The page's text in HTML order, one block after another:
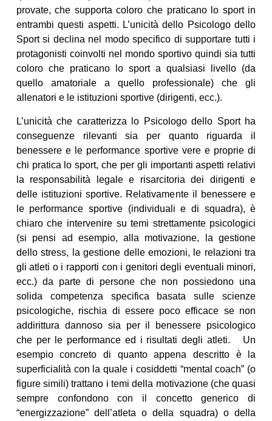
provate, che supporta coloro che praticano lo sport in
entrambi questi aspetti. L’unicità dello Psicologo dello
Sport si declina nel modo specifico di supportare tutti i
protagonisti coinvolti nel mondo sportivo quindi sia tutti
coloro che praticano lo sport a qualsiasi livello (da
quello amatoriale a quello professionale) che gli
allenatori e le istituzioni sportive (dirigenti, ecc.).
L’unicità che caratterizza lo Psicologo dello Sport ha
conseguenze rilevanti sia per quanto riguarda il
benessere e le performance sportive vere e proprie di
chi pratica lo sport, che per gli importanti aspetti relativi
la responsabilità legale e risarcitoria dei dirigenti e
delle istituzioni sportive. Relativamente il benessere e
le performance sportive (individuali e di squadra), è
chiaro che intervenire su temi strettamente psicologici
(si pensi ad esempio, alla motivazione, la gestione
dello stress, la gestione delle emozioni, le relazioni tra
gli atleti o i rapporti con i genitori degli eventuali minori,
ecc.) da parte di persone che non possiedono una
solida competenza specifica basata sulle scienze
psicologiche, rischia di essere poco efficace se non
addirittura dannoso sia per il benessere psicologico
che per le performance ed i risultati degli atleti. Un
esempio concreto di quanto appena descritto è la
superficialità con la quale i cosiddetti “mental coach” (o
figure simili) trattano i temi della motivazione (che quasi
sempre confondono con il concetto generico di
“energizzazione” dell’atleta o della squadra) o della